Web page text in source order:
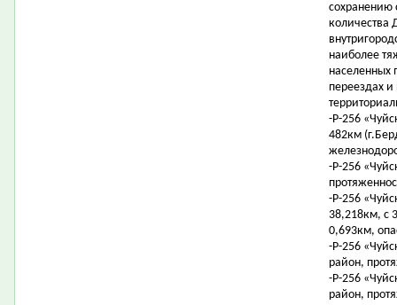
сохранению
количества
наиболее
населенных
переездах
-Р-256
482км
-Р-256
-Р-256
38,218км, с
0,693км,
-Р-256
район,
-Р-256
район,